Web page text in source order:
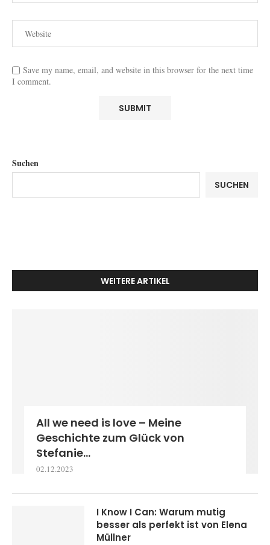
Save my name, email, and website in this browser for the next time
I comment.
Suchen
SUCHEN
WEITERE ARTIKEL
All we need is love – Meine
Geschichte zum Glück von
Stefanie...
02.12.2023
I Know I Can: Warum mutig
besser als perfekt ist von Elena
Müllner